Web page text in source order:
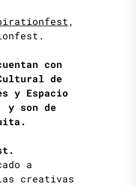
,
con
de
y Espacio
y son de
a
creativas